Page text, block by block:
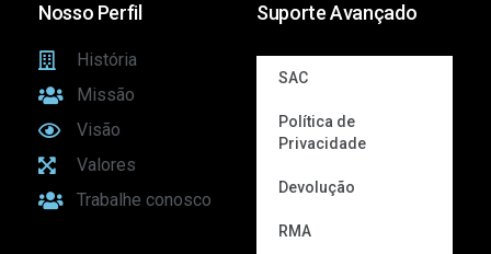
Nosso Perfil
História
Missão
Visão
Valores
Trabalhe conosco
Suporte Avançado
SAC
Política de
Privacidade
Devolução
RMA